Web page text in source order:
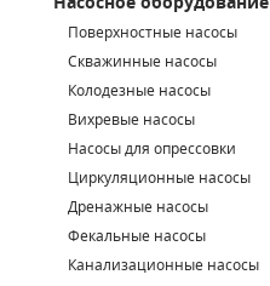
Поверхностные насосы
Скважинные насосы
Колодезные насосы
Вихревые насосы
Насосы для опрессовки
Циркуляционные насосы
Дренажные насосы
Фекальные насосы
Канализационные насосы
СМЕННЫЕ ЭЛЕМЕНТЫ
ДЛЯ АДСОРБЦИОННЫХ
ЭЛЕКТРОДВИГАТЕЛИ
БЕНЗИНОВЫЕ ДВИГАТЕЛИ
ДИЗЕЛЬНЫЕ ДВИГАТЕЛИ